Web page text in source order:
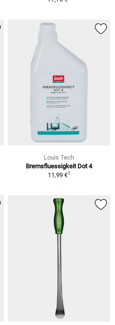
Louis Tech
Bremsfluessigkeit Dot 4
11,99 €1